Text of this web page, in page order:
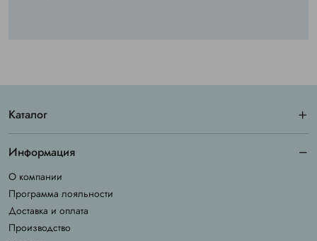
Каталог
Информация
О компании
Программа лояльности
Доставка и оплата
Производство